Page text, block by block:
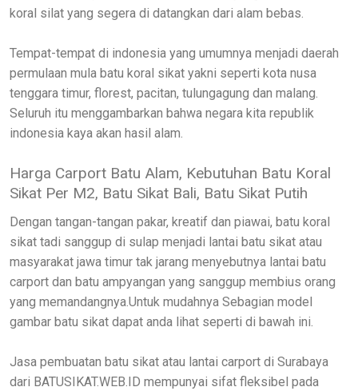
koral silat yang segera di datangkan dari alam bebas.
Tempat-tempat di indonesia yang umumnya menjadi daerah
permulaan mula batu koral sikat yakni seperti kota nusa
tenggara timur, florest, pacitan, tulungagung dan malang.
Seluruh itu menggambarkan bahwa negara kita republik
indonesia kaya akan hasil alam.
Harga Carport Batu Alam, Kebutuhan Batu Koral
Sikat Per M2, Batu Sikat Bali, Batu Sikat Putih
Dengan tangan-tangan pakar, kreatif dan piawai, batu koral
sikat tadi sanggup di sulap menjadi lantai batu sikat atau
masyarakat jawa timur tak jarang menyebutnya lantai batu
carport dan batu ampyangan yang sanggup membius orang
yang memandangnya.Untuk mudahnya Sebagian model
gambar batu sikat dapat anda lihat seperti di bawah ini.
Jasa pembuatan batu sikat atau lantai carport di Surabaya
dari BATUSIKAT.WEB.ID mempunyai sifat fleksibel pada